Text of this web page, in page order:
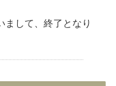
まして、終了となり